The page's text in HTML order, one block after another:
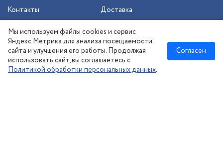
Контакты
Доставка
Сезонное хранение
Новосибирск:
Мы используем файлы cookies и сервис
Яндекс.Метрика для анализа посещаемости
сайта и улучшения его работы. Продолжая
использовать сайт, вы соглашаетесь с
Политикой обработки персональных данных.
Согласен